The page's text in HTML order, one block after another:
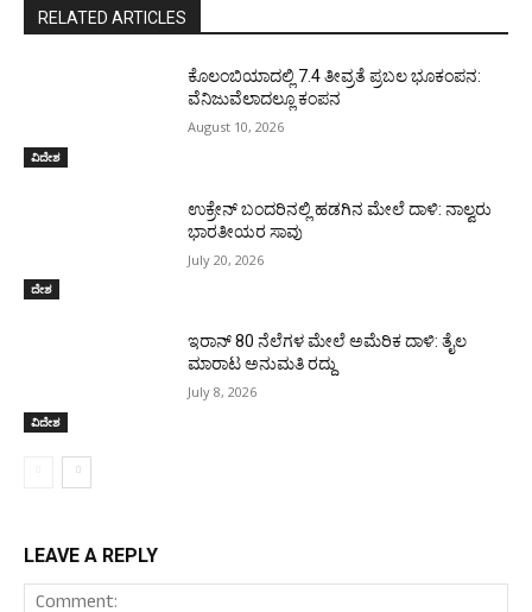
RELATED ARTICLES
ವಿದೇಶ
ಕೊಲಂಬಿಯಾದಲ್ಲಿ 7.4 ತೀವ್ರತೆ ಪ್ರಬಲ ಭೂಕಂಪನ:
ವೆನಿಜುವೆಲಾದಲ್ಲೂ ಕಂಪನ
August 10, 2026
ದೇಶ
ಉಕ್ರೇನ್‌ ಬಂದರಿನಲ್ಲಿ ಹಡಗಿನ ಮೇಲೆ ದಾಳಿ: ನಾಲ್ವರು
ಭಾರತೀಯರ ಸಾವು
July 20, 2026
ವಿದೇಶ
ಇರಾನ್‌ 80 ನೆಲೆಗಳ ಮೇಲೆ ಅಮೆರಿಕ ದಾಳಿ: ತೈಲ
ಮಾರಾಟ ಅನುಮತಿ ರದ್ದು
July 8, 2026
LEAVE A REPLY